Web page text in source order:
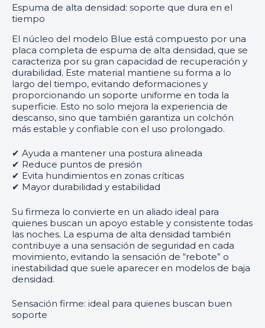
Espuma de alta densidad: soporte que dura en el
tiempo
El núcleo del modelo Blue está compuesto por una
placa completa de espuma de alta densidad, que se
caracteriza por su gran capacidad de recuperación y
durabilidad. Este material mantiene su forma a lo
largo del tiempo, evitando deformaciones y
proporcionando un soporte uniforme en toda la
superficie. Esto no solo mejora la experiencia de
descanso, sino que también garantiza un colchón
más estable y confiable con el uso prolongado.
✔ Ayuda a mantener una postura alineada
✔ Reduce puntos de presión
✔ Evita hundimientos en zonas críticas
✔ Mayor durabilidad y estabilidad
Su firmeza lo convierte en un aliado ideal para
quienes buscan un apoyo estable y consistente todas
las noches. La espuma de alta densidad también
contribuye a una sensación de seguridad en cada
movimiento, evitando la sensación de “rebote” o
inestabilidad que suele aparecer en modelos de baja
densidad.
Sensación firme: ideal para quienes buscan buen
soporte